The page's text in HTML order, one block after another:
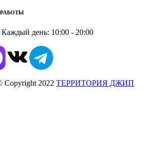
Каждый день: 10:00 - 20:00
Copyright 2022 ТЕРРИТОРИЯ ДЖИП